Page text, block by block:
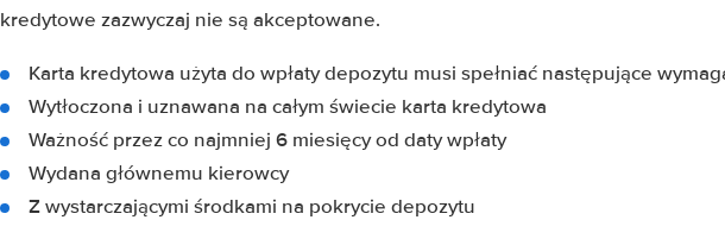
kredytowe zazwyczaj nie są akceptowane.
Karta kredytowa użyta do wpłaty depozytu musi spełniać następujące
Wytłoczona i uznawana na całym świecie karta kredytowa
Ważność przez co najmniej 6 miesięcy od daty wpłaty
Wydana głównemu kierowcy
Z wystarczającymi środkami na pokrycie depozytu